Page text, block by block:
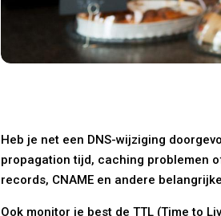
Heb je net een DNS-wijziging
propagation tijd, caching problemen
records, CNAME en andere
Ook monitor je best de TTL (Time to